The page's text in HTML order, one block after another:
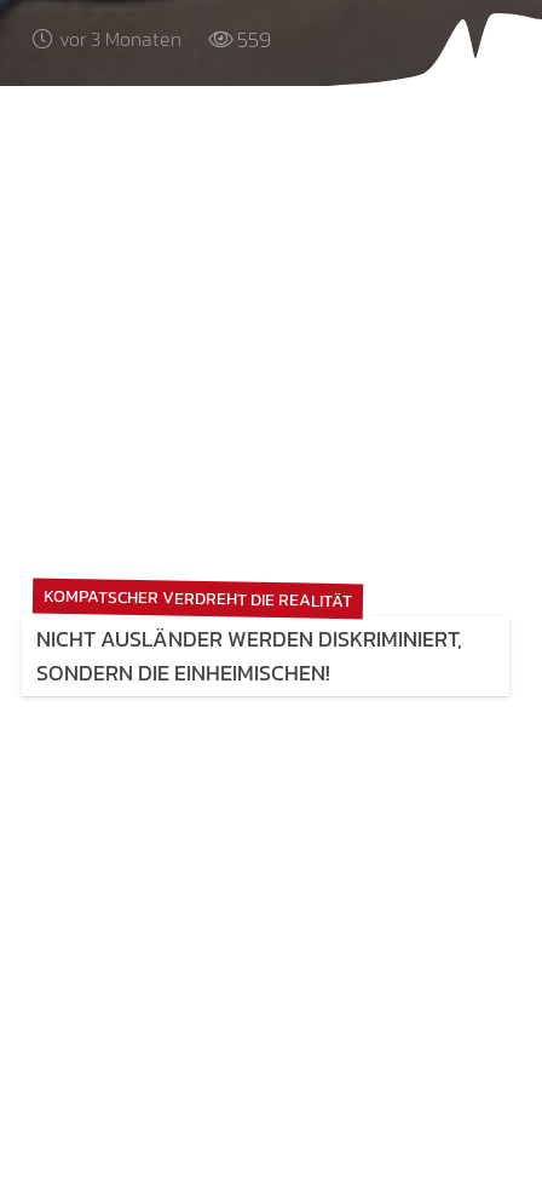
vor 3 Monaten 559
KOMPATSCHER VERDREHT DIE REALITÄT
NICHT AUSLÄNDER WERDEN DISKRIMINIERT,
SONDERN DIE EINHEIMISCHEN!